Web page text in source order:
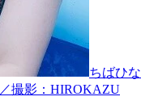
ちばひな
撮影：HIROKAZU